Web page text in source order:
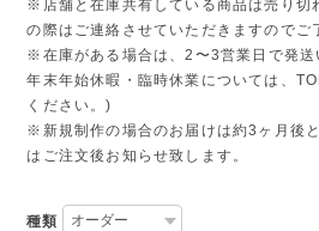
※店舗と在庫共有している商品は売り切
の際はご連絡させていただきますのでご
※在庫がある場合は、2〜3営業日で発送
年末年始休暇・臨時休業については、
ください。)
※新規制作の場合のお届けは約3ヶ月後
はご注文後お知らせ致します。
種類